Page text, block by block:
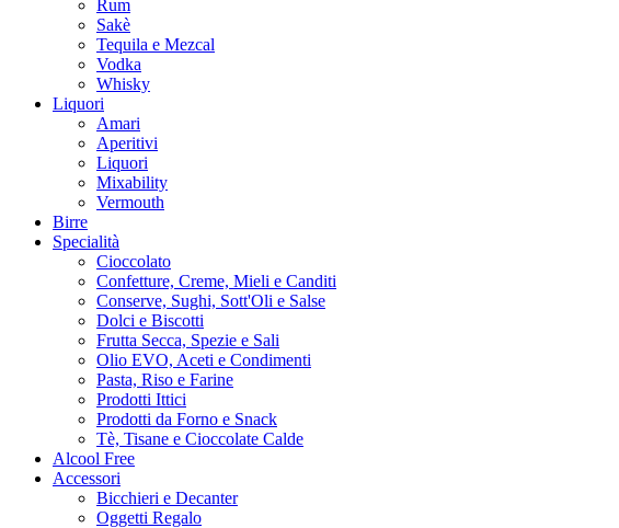
Rum
Sakè
Tequila e Mezcal
Vodka
Whisky
Liquori
Amari
Aperitivi
Liquori
Mixability
Vermouth
Birre
Specialità
Cioccolato
Confetture, Creme, Mieli e Canditi
Conserve, Sughi, Sott'Oli e Salse
Dolci e Biscotti
Frutta Secca, Spezie e Sali
Olio EVO, Aceti e Condimenti
Pasta, Riso e Farine
Prodotti Ittici
Prodotti da Forno e Snack
Tè, Tisane e Cioccolate Calde
Alcool Free
Accessori
Bicchieri e Decanter
Oggetti Regalo